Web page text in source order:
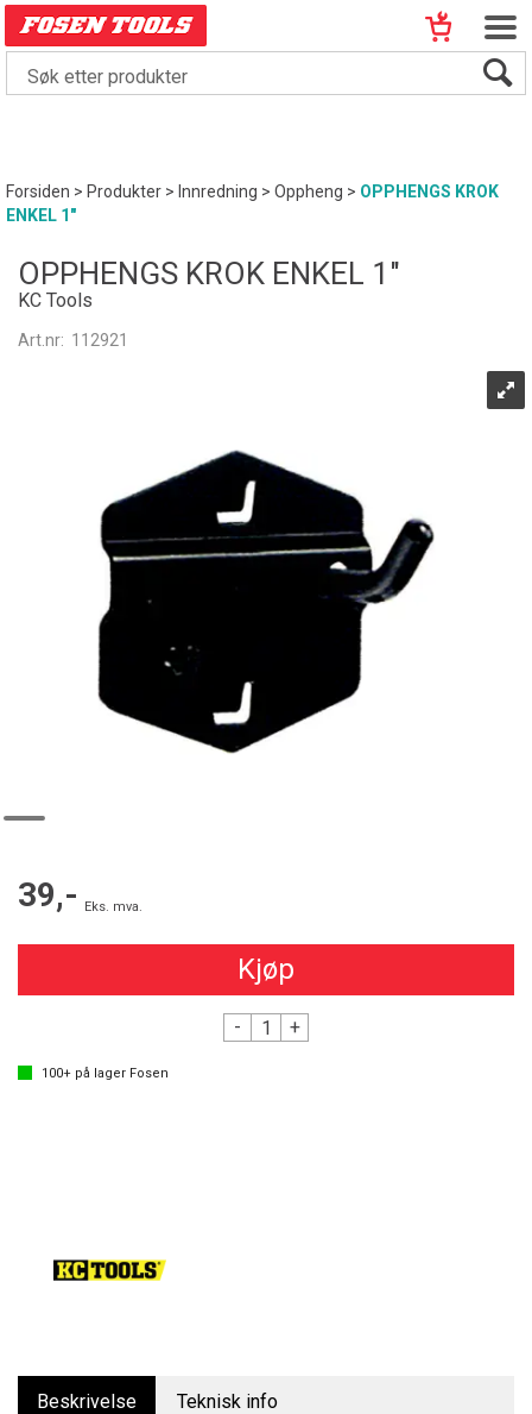
Forsiden>Produkter> Innredning>Oppheng>OPPHENGS KROK
ENKEL 1"
OPPHENGS KROK ENKEL 1"
KC Tools
Art.nr: 112921
39,- Eks. mva.
Kjøp
- +
100+ på lager Fosen
Beskrivelse Teknisk info